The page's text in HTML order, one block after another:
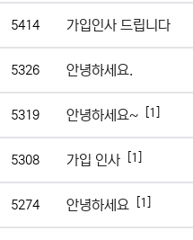
5414 가입인사 드립니다
5326 안녕하세요.
5319 안녕하세요~ [1]
5308 가입 인사 [1]
5274 안녕하세요 [1]